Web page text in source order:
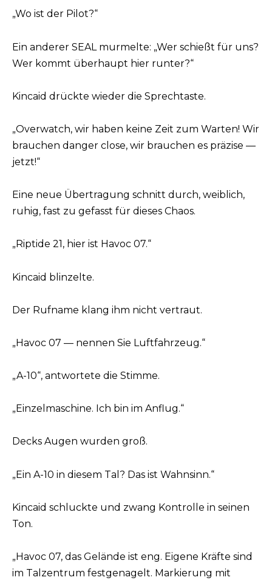
„Wo ist der Pilot?“
Ein anderer SEAL murmelte: „Wer schießt für uns?
Wer kommt überhaupt hier runter?“
Kincaid drückte wieder die Sprechtaste.
„Overwatch, wir haben keine Zeit zum Warten! Wir
brauchen danger close, wir brauchen es präzise —
jetzt!“
Eine neue Übertragung schnitt durch, weiblich,
ruhig, fast zu gefasst für dieses Chaos.
„Riptide 21, hier ist Havoc 07.“
Kincaid blinzelte.
Der Rufname klang ihm nicht vertraut.
„Havoc 07 — nennen Sie Luftfahrzeug.“
„A-10“, antwortete die Stimme.
„Einzelmaschine. Ich bin im Anflug.“
Decks Augen wurden groß.
„Ein A-10 in diesem Tal? Das ist Wahnsinn.“
Kincaid schluckte und zwang Kontrolle in seinen
Ton.
„Havoc 07, das Gelände ist eng. Eigene Kräfte sind
im Talzentrum festgenagelt. Markierung mit